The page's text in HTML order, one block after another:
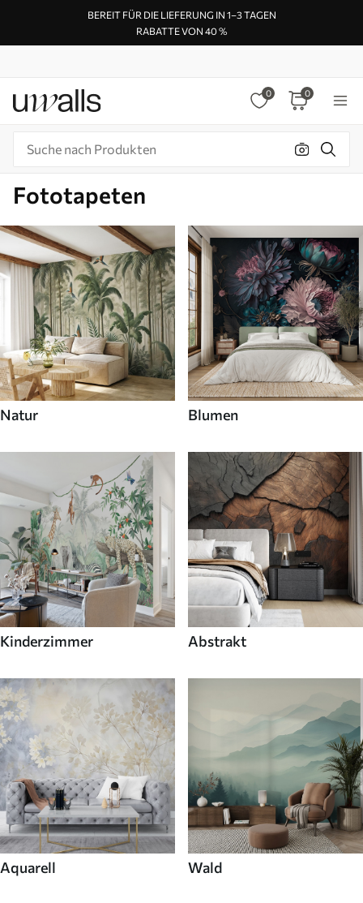
BEREIT FÜR DIE LIEFERUNG IN 1–3 TAGEN
RABATTE VON 40 %
0 0
Fototapeten
Natur Blumen
Kinderzimmer Abstrakt
Aquarell Wald